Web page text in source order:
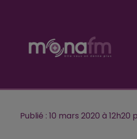
Publié : 10 mars 2020 à